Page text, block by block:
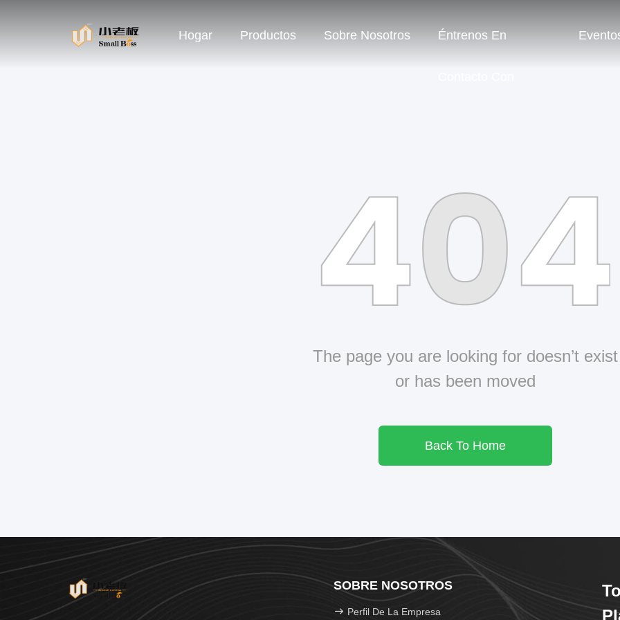
Hogar Productos Sobre Nosotros Éntrenos En
The page you are looking for doesn’t exist
or has been moved
Back To Home
SOBRE NOSOTROS
Perfil De La Empresa